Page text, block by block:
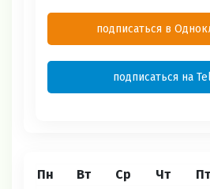
подписаться в
подписаться на
Пн Вт Ср Чт Пт